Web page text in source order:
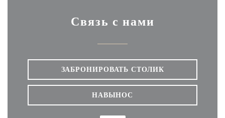
Связь с нами
ЗАБРОНИРОВАТЬ СТОЛИК
НАВЫНОС